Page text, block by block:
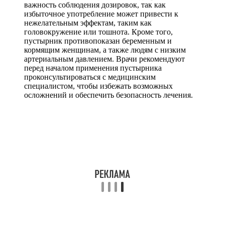
важность соблюдения дозировок, так как
избыточное употребление может привести к
нежелательным эффектам, таким как
головокружение или тошнота. Кроме того,
пустырник противопоказан беременным и
кормящим женщинам, а также людям с низким
артериальным давлением. Врачи рекомендуют
перед началом применения пустырника
проконсультироваться с медицинским
специалистом, чтобы избежать возможных
осложнений и обеспечить безопасность лечения.